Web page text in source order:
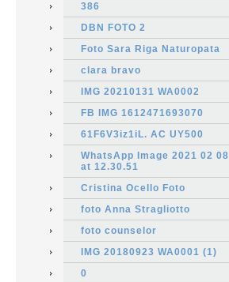
386
DBN FOTO 2
Foto Sara Riga Naturopata
clara bravo
IMG 20210131 WA0002
FB IMG 1612471693070
61F6V3iz1iL. AC UY500
WhatsApp Image 2021 02 08
at 12.30.51
Cristina Ocello Foto
foto Anna Stragliotto
foto counselor
IMG 20180923 WA0001 (1)
0